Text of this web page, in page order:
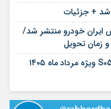
+ جزئیات
ایران خودرو منتشر شد/
شرایط فروش نقدی و اقساطی تیسان S05 ویژه مرداد ماه ۱۴۰۵